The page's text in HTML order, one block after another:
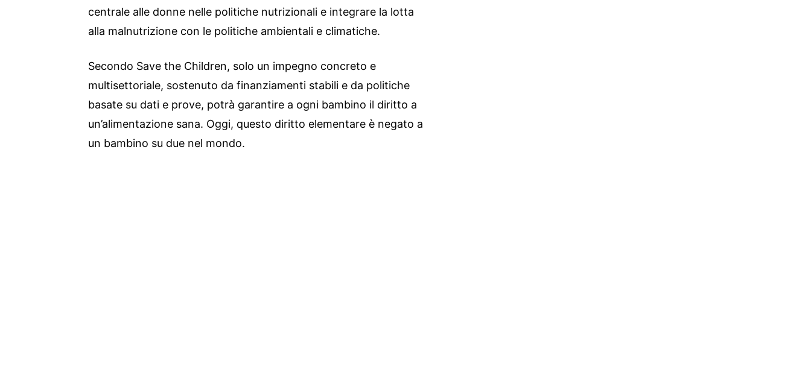
centrale alle donne nelle politiche nutrizionali e integrare la lotta
alla malnutrizione con le politiche ambientali e climatiche.
Secondo Save the Children, solo un impegno concreto e
multisettoriale, sostenuto da finanziamenti stabili e da politiche
basate su dati e prove, potrà garantire a ogni bambino il diritto a
un’alimentazione sana. Oggi, questo diritto elementare è negato a
un bambino su due nel mondo.